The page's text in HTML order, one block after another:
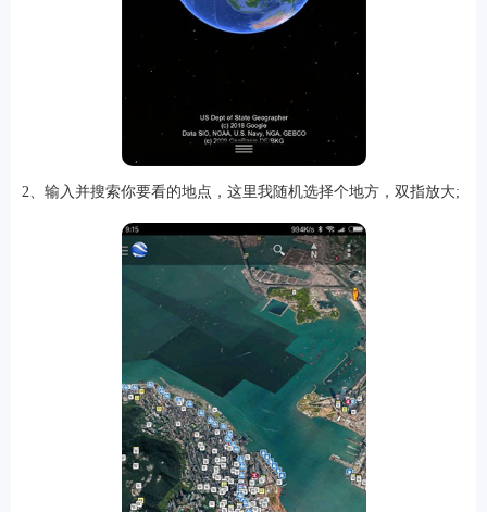
2、输入并搜索你要看的地点，这里我随机选择个地方，双指放大;